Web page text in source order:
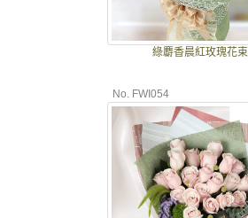
綠麝香晨紅玫瑰花束
No. FWI054